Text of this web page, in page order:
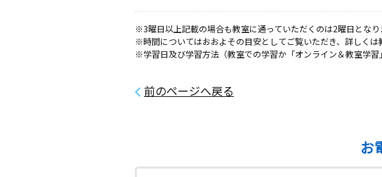
※3曜日以上記載の場合も教室に通っていただくのは2曜日となり
※時間についてはおおよその目安としてご覧いただき、詳しく
※学習日及び学習方法（教室での学習か「オンライン＆教室学
前のページへ戻る
お